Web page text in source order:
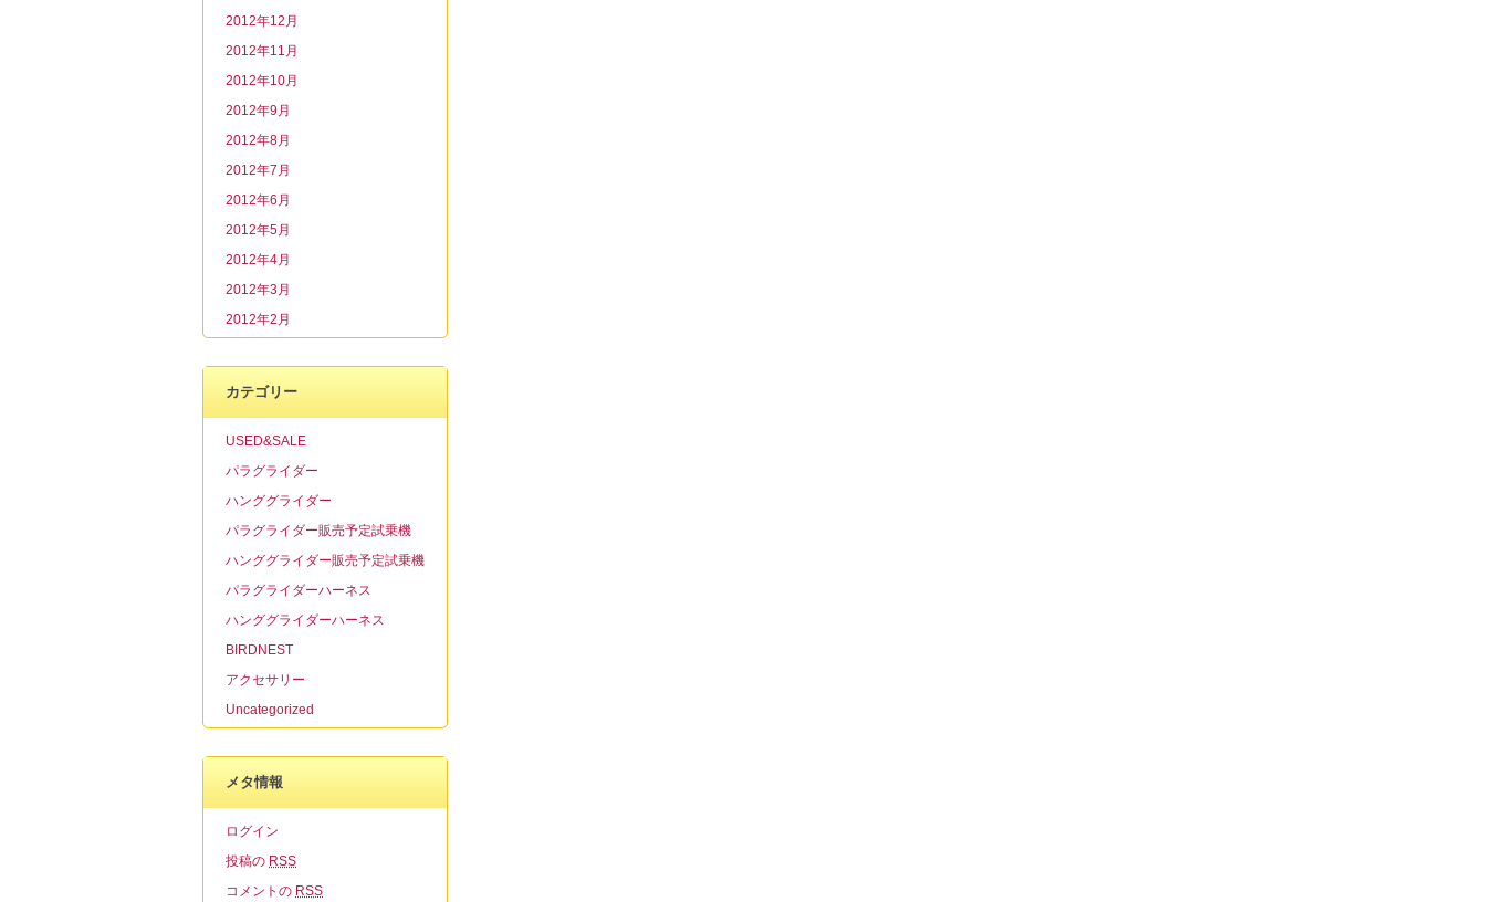
2012年12月
2012年11月
2012年10月
2012年9月
2012年8月
2012年7月
2012年6月
2012年5月
2012年4月
2012年3月
2012年2月
カテゴリー
USED&SALE
パラグライダー
ハンググライダー
パラグライダー販売予定試乗機
ハンググライダー販売予定試乗機
パラグライダーハーネス
ハンググライダーハーネス
BIRDNEST
アクセサリー
Uncategorized
メタ情報
ログイン
投稿の RSS
コメントの RSS